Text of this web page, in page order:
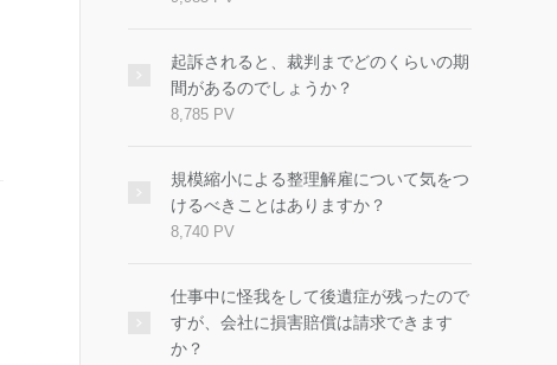
起訴されると、裁判までどのくらいの期
間があるのでしょうか？
8,785 PV
規模縮小による整理解雇について気をつ
けるべきことはありますか？
8,740 PV
仕事中に怪我をして後遺症が残ったので
すが、会社に損害賠償は請求できます
か？